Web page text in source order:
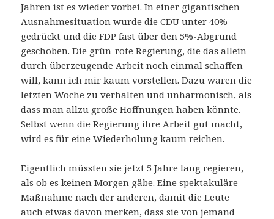
Jahren ist es wieder vorbei. In einer gigantischen
Ausnahmesituation wurde die CDU unter 40%
gedrückt und die FDP fast über den 5%-Abgrund
geschoben. Die grün-rote Regierung, die das allein
durch überzeugende Arbeit noch einmal schaffen
will, kann ich mir kaum vorstellen. Dazu waren die
letzten Woche zu verhalten und unharmonisch, als
dass man allzu große Hoffnungen haben könnte.
Selbst wenn die Regierung ihre Arbeit gut macht,
wird es für eine Wiederholung kaum reichen.
Eigentlich müssten sie jetzt 5 Jahre lang regieren,
als ob es keinen Morgen gäbe. Eine spektakuläre
Maßnahme nach der anderen, damit die Leute
auch etwas davon merken, dass sie von jemand